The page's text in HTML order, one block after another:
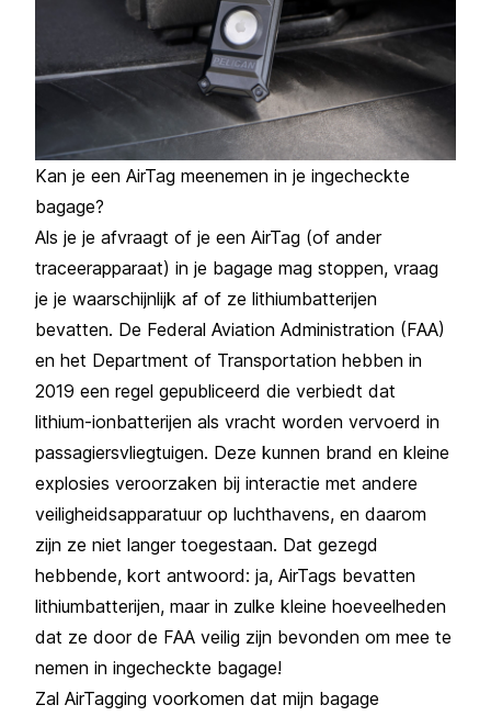
Kan je een AirTag meenemen in je ingecheckte
bagage?
Als je je afvraagt of je een AirTag (of ander
traceerapparaat) in je bagage mag stoppen, vraag
je je waarschijnlijk af of ze lithiumbatterijen
bevatten. De Federal Aviation Administration (FAA)
en het Department of Transportation hebben in
2019 een regel gepubliceerd die verbiedt dat
lithium-ionbatterijen als vracht worden vervoerd in
passagiersvliegtuigen. Deze kunnen brand en kleine
explosies veroorzaken bij interactie met andere
veiligheidsapparatuur op luchthavens, en daarom
zijn ze niet langer toegestaan. Dat gezegd
hebbende, kort antwoord: ja, AirTags bevatten
lithiumbatterijen, maar in zulke kleine hoeveelheden
dat ze door de FAA veilig zijn bevonden om mee te
nemen in ingecheckte bagage!
Zal AirTagging voorkomen dat mijn bagage